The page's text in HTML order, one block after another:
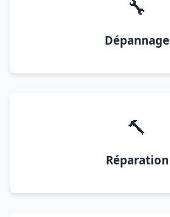
🔧
Dépannage
🔨
Réparation